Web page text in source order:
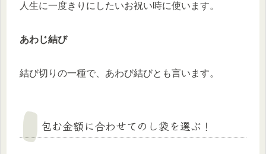
人生に一度きりにしたいお祝い時に使います。
あわじ結び
結び切りの一種で、あわび結びとも言います。
包む金額に合わせてのし袋を選ぶ！